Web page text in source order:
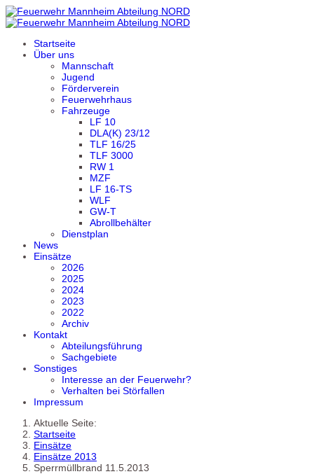
Startseite
Über uns
Mannschaft
Jugend
Förderverein
Feuerwehrhaus
Fahrzeuge
LF 10
DLA(K) 23/12
TLF 16/25
TLF 3000
RW 1
MZF
LF 16-TS
WLF
GW-T
Abrollbehälter
Dienstplan
News
Einsätze
2026
2025
2024
2023
2022
Archiv
Kontakt
Abteilungsführung
Sachgebiete
Sonstiges
Interesse an der Feuerwehr?
Verhalten bei Störfallen
Impressum
Aktuelle Seite:
Startseite
Einsätze
Einsätze 2013
Sperrmüllbrand 11.5.2013